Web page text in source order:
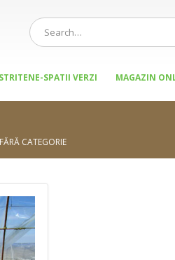
SPATII VERZI MAGAZIN
FĂRĂ CATEGORIE